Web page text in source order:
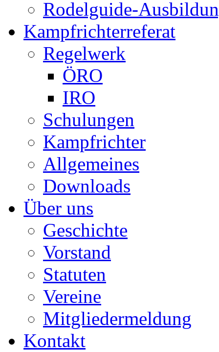
Rodelguide-
Kampfrichterreferat
Regelwerk
ÖRO
IRO
Schulungen
Kampfrichter
Allgemeines
Downloads
Über uns
Geschichte
Vorstand
Statuten
Vereine
Mitgliedermeldung
Kontakt